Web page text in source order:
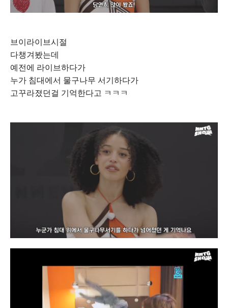
브이라이브시절
다챙겨봤는데
예전에 라이브하다가
누가 침대에서 물구나무 서기하다가
고꾸라졌던걸 기억한다고 ㅋㅋㅋ